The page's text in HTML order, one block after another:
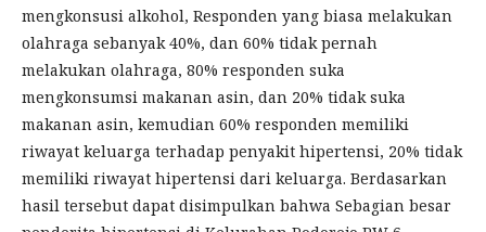
mengkonsusi alkohol, Responden yang biasa melakukan
olahraga sebanyak 40%, dan 60% tidak pernah
melakukan olahraga, 80% responden suka
mengkonsumsi makanan asin, dan 20% tidak suka
makanan asin, kemudian 60% responden memiliki
riwayat keluarga terhadap penyakit hipertensi, 20% tidak
memiliki riwayat hipertensi dari keluarga. Berdasarkan
hasil tersebut dapat disimpulkan bahwa Sebagian besar